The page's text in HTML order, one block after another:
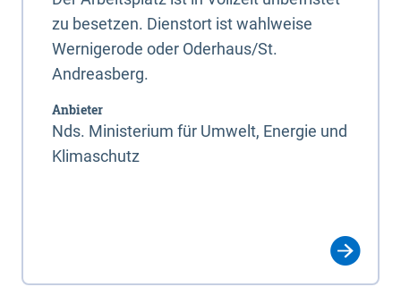
zu besetzen. Dienstort ist wahlweise
Wernigerode oder Oderhaus/St.
Andreasberg.
Anbieter
Nds. Ministerium für Umwelt, Energie und
Klimaschutz